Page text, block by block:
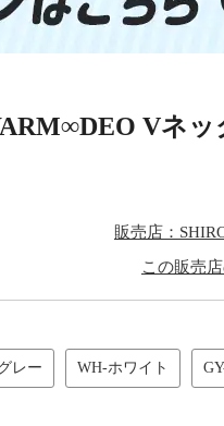
Vネッ
販売店：
この販売
レー WH-ホワイト